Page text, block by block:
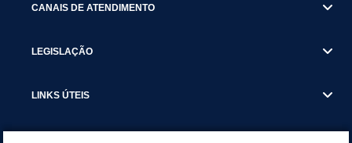
CANAIS DE ATENDIMENTO
LEGISLAÇÃO
LINKS ÚTEIS